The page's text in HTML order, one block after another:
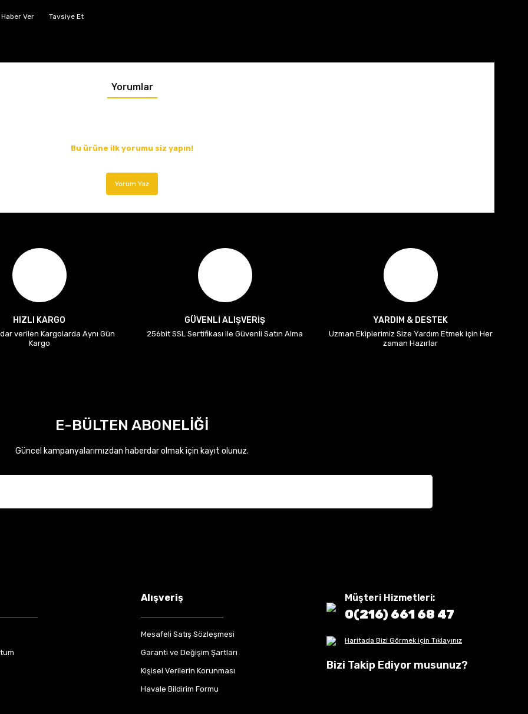
Ver Tavsiye Et
Yorumlar
Bu ürüne ilk yorumu siz yapın!
Yorum Yaz
HIZLI KARGO
verilen Kargolarda Aynı Gün
Kargo
GÜVENLİ ALIŞVERİŞ
256bit SSL Sertifikası ile Güvenli Satın Alma
YARDIM & DESTEK
Uzman Ekiplerimiz Size Yardım Etmek için Her
zaman Hazırlar
E-BÜLTEN ABONELİĞİ
Güncel kampanyalarımızdan haberdar olmak için kayıt olunuz.
Alışveriş
Mesafeli Satış Sözleşmesi
Garanti ve Değişim Şartları
Kişisel Verilerin Korunması
Havale Bildirim Formu
Müşteri Hizmetleri:
0(216) 661 68 47
Haritada Bizi Görmek için Tıklayınız
Bizi Takip Ediyor musunuz?